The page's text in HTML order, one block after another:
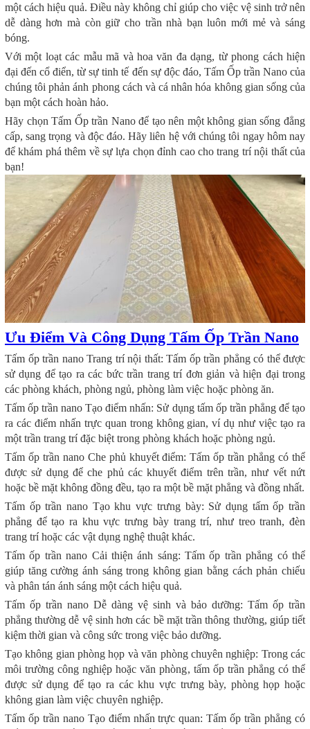
một cách hiệu quả. Điều này không chỉ giúp cho việc vệ sinh trở nên
dễ dàng hơn mà còn giữ cho trần nhà bạn luôn mới mẻ và sáng
bóng.
Với một loạt các mẫu mã và hoa văn đa dạng, từ phong cách hiện
đại đến cổ điển, từ sự tinh tế đến sự độc đáo, Tấm Ốp trần Nano của
chúng tôi phản ánh phong cách và cá nhân hóa không gian sống của
bạn một cách hoàn hảo.
Hãy chọn Tấm Ốp trần Nano để tạo nên một không gian sống đẳng
cấp, sang trọng và độc đáo. Hãy liên hệ với chúng tôi ngay hôm nay
để khám phá thêm về sự lựa chọn đỉnh cao cho trang trí nội thất của
bạn!
Ưu Điểm Và Công Dụng Tấm Ốp Trần Nano
Tấm ốp trần nano Trang trí nội thất: Tấm ốp trần phẳng có thể được
sử dụng để tạo ra các bức trần trang trí đơn giản và hiện đại trong
các phòng khách, phòng ngủ, phòng làm việc hoặc phòng ăn.
Tấm ốp trần nano Tạo điểm nhấn: Sử dụng tấm ốp trần phẳng để tạo
ra các điểm nhấn trực quan trong không gian, ví dụ như việc tạo ra
một trần trang trí đặc biệt trong phòng khách hoặc phòng ngủ.
Tấm ốp trần nano Che phủ khuyết điểm: Tấm ốp trần phẳng có thể
được sử dụng để che phủ các khuyết điểm trên trần, như vết nứt
hoặc bề mặt không đồng đều, tạo ra một bề mặt phẳng và đồng nhất.
Tấm ốp trần nano Tạo khu vực trưng bày: Sử dụng tấm ốp trần
phẳng để tạo ra khu vực trưng bày trang trí, như treo tranh, đèn
trang trí hoặc các vật dụng nghệ thuật khác.
Tấm ốp trần nano Cải thiện ánh sáng: Tấm ốp trần phẳng có thể
giúp tăng cường ánh sáng trong không gian bằng cách phản chiếu
và phân tán ánh sáng một cách hiệu quả.
Tấm ốp trần nano Dễ dàng vệ sinh và bảo dưỡng: Tấm ốp trần
phẳng thường dễ vệ sinh hơn các bề mặt trần thông thường, giúp tiết
kiệm thời gian và công sức trong việc bảo dưỡng.
Tạo không gian phòng họp và văn phòng chuyên nghiệp: Trong các
môi trường công nghiệp hoặc văn phòng, tấm ốp trần phẳng có thể
được sử dụng để tạo ra các khu vực trưng bày, phòng họp hoặc
không gian làm việc chuyên nghiệp.
Tấm ốp trần nano Tạo điểm nhấn trực quan: Tấm ốp trần phẳng có